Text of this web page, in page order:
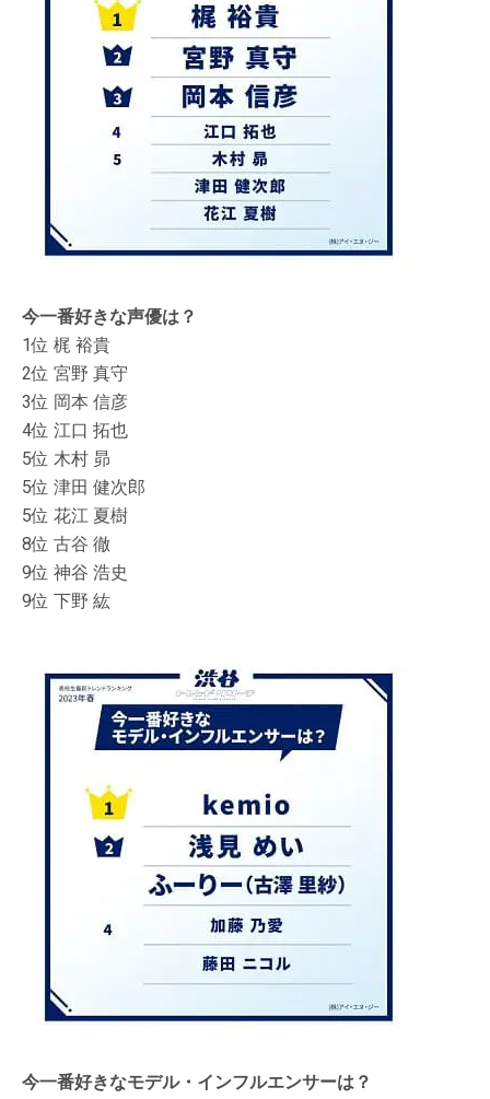
今一番好きな声優は？
1位 梶 裕貴
2位 宮野 真守
3位 岡本 信彦
4位 江口 拓也
5位 木村 昴
5位 津田 健次郎
5位 花江 夏樹
8位 古谷 徹
9位 神谷 浩史
9位 下野 紘
今一番好きなモデル・インフルエンサーは？